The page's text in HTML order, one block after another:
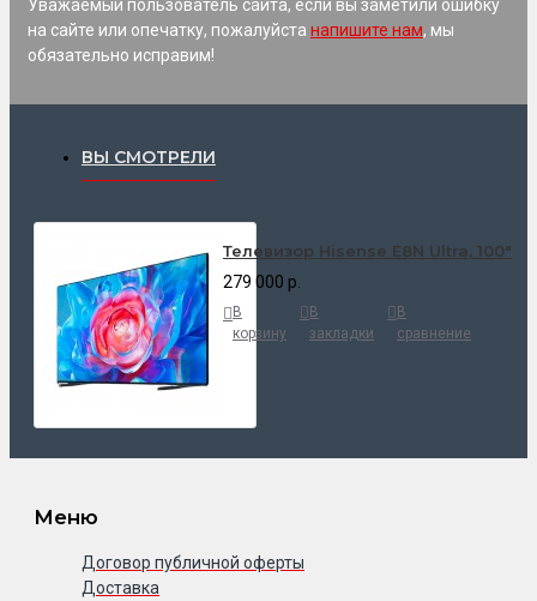
Уважаемый пользователь сайта, если вы заметили ошибку
на сайте или опечатку, пожалуйста напишите нам, мы
обязательно исправим!
ВЫ СМОТРЕЛИ
Телевизор Hisense E8N Ultra, 100"
279 000 р.
В
корзину
В
закладки
В
сравнение
Меню
Договор публичной оферты
Доставка